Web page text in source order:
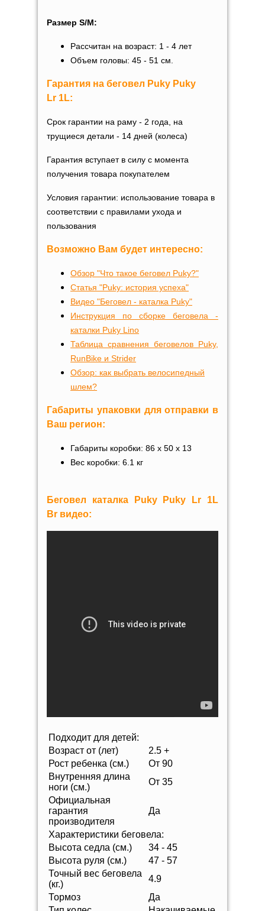
Размер S/M:
Рассчитан на возраст: 1 - 4 лет
Объем головы: 45 - 51 см.
Гарантия на беговел Puky Puky
Lr 1L:
Срок гарантии на раму - 2 года, на
трущиеся детали - 14 дней (колеса)
Гарантия вступает в силу с момента
получения товара покупателем
Условия гарантии: использование товара в
соответствии с правилами ухода и
пользования
Возможно Вам будет интересно:
Обзор "Что такое беговел Puky?"
Статья "Puky: история успеха"
Видео "Беговел - каталка Puky"
Инструкция по сборке беговела -
каталки Puky Lino
Таблица сравнения беговелов Puky,
RunBike и Strider
Обзор: как выбрать велосипедный
шлем?
Габариты упаковки для отправки в
Ваш регион:
Габариты коробки: 86 х 50 х 13
Вес коробки: 6.1 кг
Беговел каталка Puky Puky Lr 1L
Br видео:
Подходит для детей:
Возраст от (лет)
2.5 +
Рост ребенка (см.)
От 90
Внутренняя длина
ноги (см.)
От 35
Официальная
гарантия
производителя
Да
Характеристики беговела:
Высота седла (см.)
34 - 45
Высота руля (см.)
47 - 57
Точный вес беговела
(кг.)
4.9
Тормоз
Да